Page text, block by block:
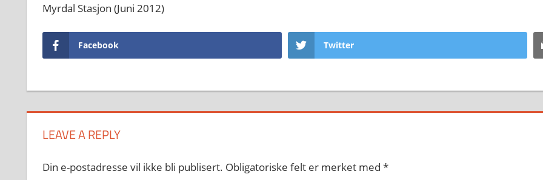
Myrdal Stasjon (Juni 2012)
Facebook Twitter
LEAVE A REPLY
Din e-postadresse vil ikke bli publisert. Obligatoriske felt er merket med *